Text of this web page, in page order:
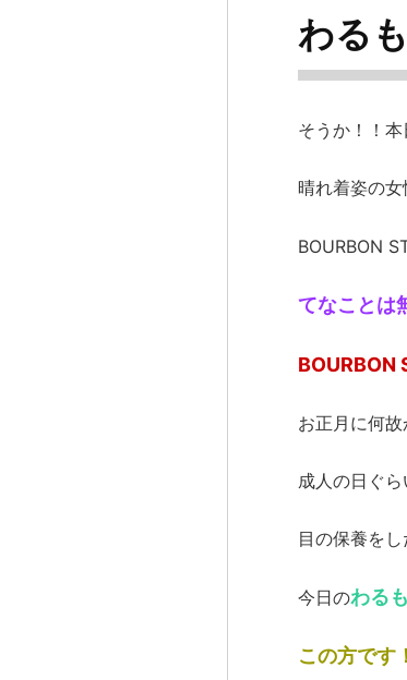
わる
そうか！！本
晴れ着姿の女
BOURBON
てなことは
BOURBON
お正月に何
成人の日ぐ
目の保養をし
今日のわる
この方です